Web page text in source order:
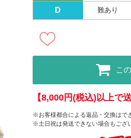
D 難あり
こ
【8,000円(税込)以上で
※お客様都合による返品・交換はで
※土日祝は発送できない場合もござ